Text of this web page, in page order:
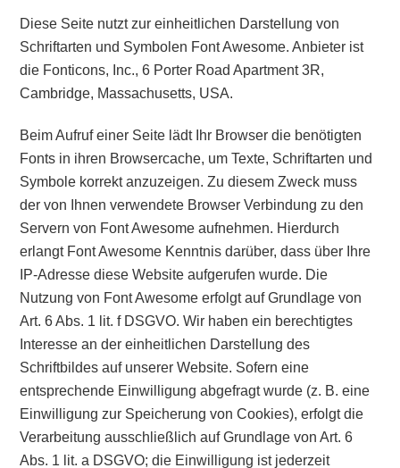
Diese Seite nutzt zur einheitlichen Darstellung von
Schriftarten und Symbolen Font Awesome. Anbieter ist
die Fonticons, Inc., 6 Porter Road Apartment 3R,
Cambridge, Massachusetts, USA.
Beim Aufruf einer Seite lädt Ihr Browser die benötigten
Fonts in ihren Browsercache, um Texte, Schriftarten und
Symbole korrekt anzuzeigen. Zu diesem Zweck muss
der von Ihnen verwendete Browser Verbindung zu den
Servern von Font Awesome aufnehmen. Hierdurch
erlangt Font Awesome Kenntnis darüber, dass über Ihre
IP-Adresse diese Website aufgerufen wurde. Die
Nutzung von Font Awesome erfolgt auf Grundlage von
Art. 6 Abs. 1 lit. f DSGVO. Wir haben ein berechtigtes
Interesse an der einheitlichen Darstellung des
Schriftbildes auf unserer Website. Sofern eine
entsprechende Einwilligung abgefragt wurde (z. B. eine
Einwilligung zur Speicherung von Cookies), erfolgt die
Verarbeitung ausschließlich auf Grundlage von Art. 6
Abs. 1 lit. a DSGVO; die Einwilligung ist jederzeit